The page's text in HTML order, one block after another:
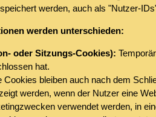
werden, auch als "Nutzer-
werden unterschieden:
oder Sitzungs-Cookies):
hat.
Cookies bleiben auch nach dem
werden, wenn der Nutzer eine
verwendet werden, in